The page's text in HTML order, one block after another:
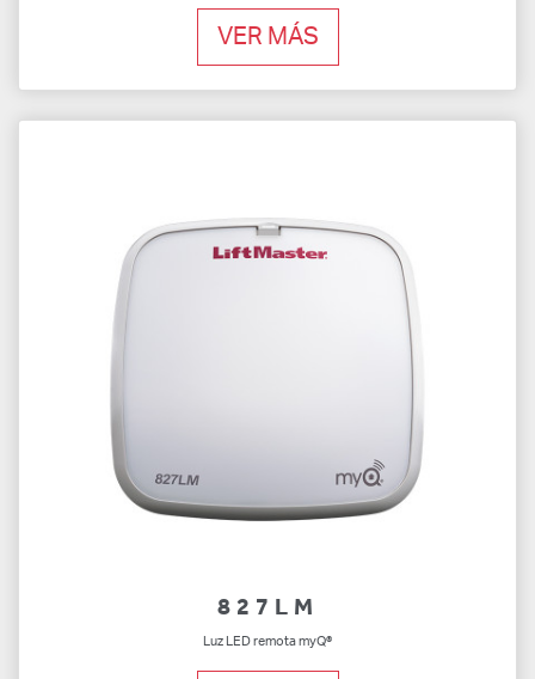
VER MÁS
827LM
Luz LED remota myQ®